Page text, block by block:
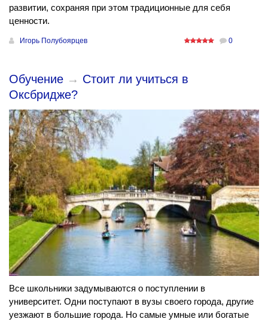
развитии, сохраняя при этом традиционные для себя
ценности.
Игорь Полубоярцев 0
Обучение → Стоит ли учиться в
Оксбридже?
Все школьники задумываются о поступлении в
университет. Одни поступают в вузы своего города, другие
уезжают в большие города. Но самые умные или богатые